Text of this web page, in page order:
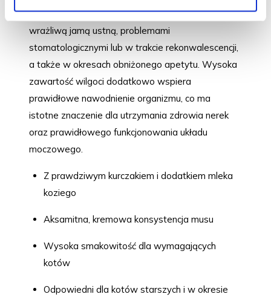
struktura ułatwia spożycie także zwierzętom z
wrażliwą jamą ustną, problemami
stomatologicznymi lub w trakcie rekonwalescencji,
a także w okresach obniżonego apetytu. Wysoka
zawartość wilgoci dodatkowo wspiera
prawidłowe nawodnienie organizmu, co ma
istotne znaczenie dla utrzymania zdrowia nerek
oraz prawidłowego funkcjonowania układu
moczowego.
Z prawdziwym kurczakiem i dodatkiem mleka
koziego
Aksamitna, kremowa konsystencja musu
Wysoka smakowitość dla wymagających
kotów
Odpowiedni dla kotów starszych i w okresie